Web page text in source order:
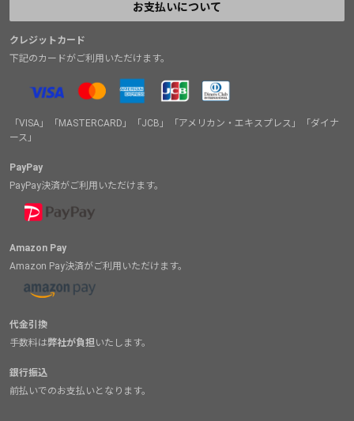
お支払いについて
クレジットカード
下記のカードがご利用いただけます。
「VISA」「MASTERCARD」「JCB」「アメリカン・エキスプレス」「ダイナ
ース」
PayPay
PayPay決済がご利用いただけます。
Amazon Pay
Amazon Pay決済がご利用いただけます。
代金引換
手数料は弊社が負担いたします。
銀行振込
前払いでのお支払いとなります。